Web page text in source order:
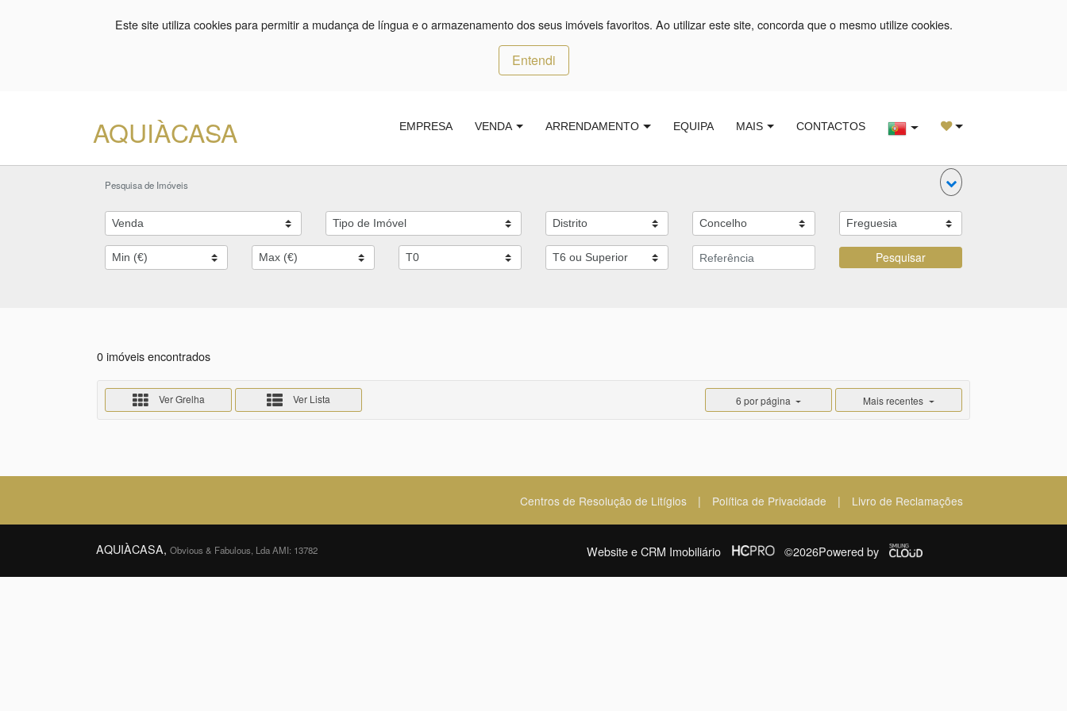
Este site utiliza cookies para permitir a mudança de língua e o armazenamento dos seus imóveis favoritos. Ao utilizar este site, concorda que o mesmo utilize cookies.
Entendi
AQUIÀCASA EMPRESA VENDA ARRENDAMENTO EQUIPA MAIS CONTACTOS
Pesquisa de Imóveis
Pesquisar
0 imóveis encontrados
Ver Grelha Ver Lista 6 por página Mais recentes
Centros de Resolução de Litígios | Política de Privacidade | Livro de Reclamações
AQUIÀCASA, Obvious & Fabulous, Lda AMI: 13782 Website e CRM Imobiliário ©2026Powered by